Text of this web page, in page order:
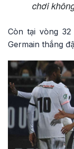
chơi
Còn tại vòng
Germain thắng